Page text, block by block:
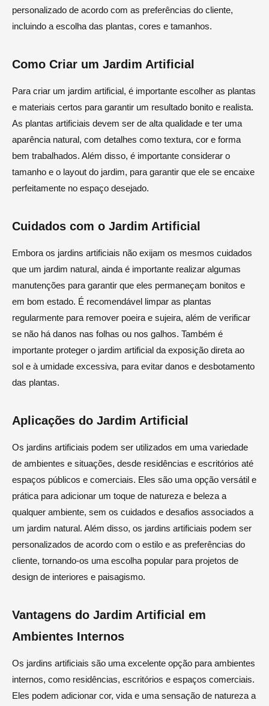
personalizado de acordo com as preferências do cliente,
incluindo a escolha das plantas, cores e tamanhos.
Como Criar um Jardim Artificial
Para criar um jardim artificial, é importante escolher as plantas
e materiais certos para garantir um resultado bonito e realista.
As plantas artificiais devem ser de alta qualidade e ter uma
aparência natural, com detalhes como textura, cor e forma
bem trabalhados. Além disso, é importante considerar o
tamanho e o layout do jardim, para garantir que ele se encaixe
perfeitamente no espaço desejado.
Cuidados com o Jardim Artificial
Embora os jardins artificiais não exijam os mesmos cuidados
que um jardim natural, ainda é importante realizar algumas
manutenções para garantir que eles permaneçam bonitos e
em bom estado. É recomendável limpar as plantas
regularmente para remover poeira e sujeira, além de verificar
se não há danos nas folhas ou nos galhos. Também é
importante proteger o jardim artificial da exposição direta ao
sol e à umidade excessiva, para evitar danos e desbotamento
das plantas.
Aplicações do Jardim Artificial
Os jardins artificiais podem ser utilizados em uma variedade
de ambientes e situações, desde residências e escritórios até
espaços públicos e comerciais. Eles são uma opção versátil e
prática para adicionar um toque de natureza e beleza a
qualquer ambiente, sem os cuidados e desafios associados a
um jardim natural. Além disso, os jardins artificiais podem ser
personalizados de acordo com o estilo e as preferências do
cliente, tornando-os uma escolha popular para projetos de
design de interiores e paisagismo.
Vantagens do Jardim Artificial em
Ambientes Internos
Os jardins artificiais são uma excelente opção para ambientes
internos, como residências, escritórios e espaços comerciais.
Eles podem adicionar cor, vida e uma sensação de natureza a